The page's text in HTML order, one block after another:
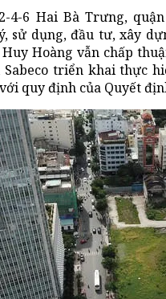
4-6 Hai Bà Trưng,
sử dụng, đầu tư, xây
Hoàng vẫn chấp
triển khai thực
quy định của Quyết